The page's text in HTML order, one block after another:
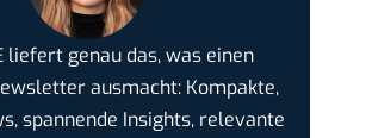
liefert genau das, was einen
ausmacht: Kompakte,
spannende Insights, relevante